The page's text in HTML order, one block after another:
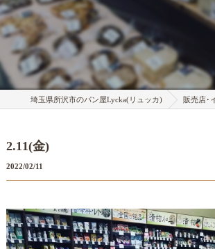
埼玉県所沢市のパン屋Lycka(リュッカ) 販売店･
2.11(金)
2022/02/11